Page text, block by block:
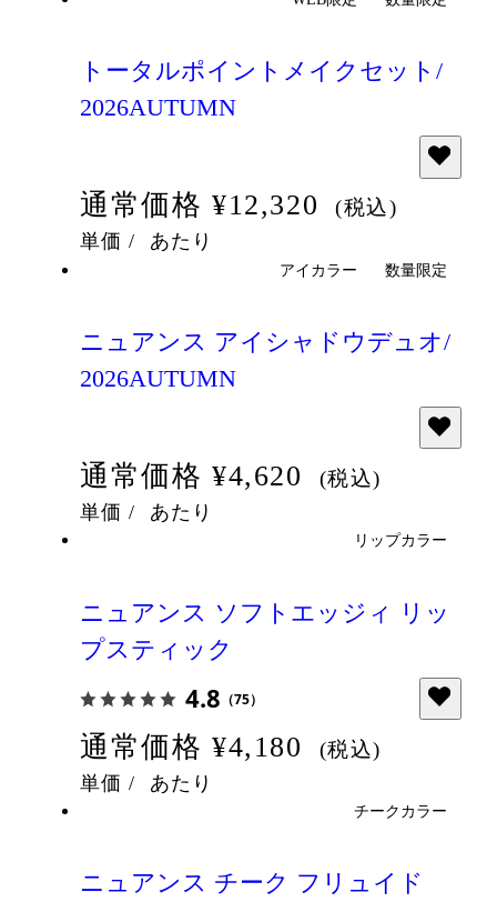
トータルポイントメイクセット/
2026AUTUMN
通常価格 ¥12,320 (税込)
単価 / あたり
アイカラー 数量限定
ニュアンス アイシャドウデュオ/
2026AUTUMN
通常価格 ¥4,620 (税込)
単価 / あたり
リップカラー
ニュアンス ソフトエッジィ リッ
プスティック
4.8 （75）
通常価格 ¥4,180 (税込)
単価 / あたり
チークカラー
ニュアンス チーク フリュイド